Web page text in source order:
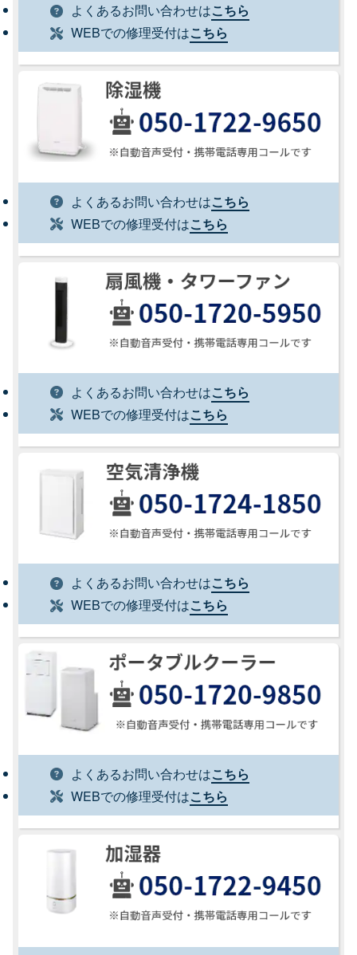
よくあるお問い合わせはこちら
WEBでの修理受付はこちら
よくあるお問い合わせはこちら
WEBでの修理受付はこちら
よくあるお問い合わせはこちら
WEBでの修理受付はこちら
よくあるお問い合わせはこちら
WEBでの修理受付はこちら
よくあるお問い合わせはこちら
WEBでの修理受付はこちら